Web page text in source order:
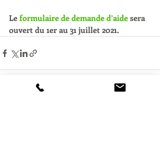
Le formulaire de demande d’aide sera
ouvert du 1er au 31 juillet 2021.